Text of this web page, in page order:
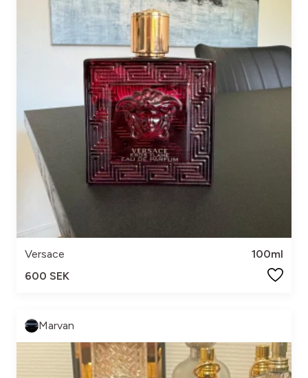
Versace
100ml
600 SEK
Marvan